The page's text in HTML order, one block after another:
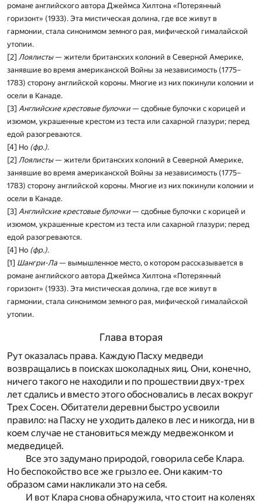
романе анг­лийского автора Джеймса Хилтона «Потерянный
горизонт» (1933). Эта мисти­ческая долина, где все живут в
гармонии, стала синонимом земного рая, мифической гималайской
утопии.
[2] Лоялисты— жители британских колоний в Северной Америке,
занявшие во время американской Войны за независимость (1775–
1783) сторону анг­лийской короны. Многие из них покинули колонии и
осели в Канаде.
[3] Английские крестовые булочки— сдобные булочки с корицей и
изюмом, украшенные крестом из теста или сахарной глазури; перед
едой разогреваются.­
[4] Но (фр.).
[2] Лоялисты— жители британских колоний в Северной Америке,
занявшие во время американской Войны за независимость (1775–
1783) сторону анг­лийской короны. Многие из них покинули колонии и
осели в Канаде.
[3] Английские крестовые булочки— сдобные булочки с корицей и
изюмом, украшенные крестом из теста или сахарной глазури; перед
едой разогреваются.­
[4] Но (фр.).
[1] Шангри-Ла — вымышленное место, о котором рассказывается в
романе анг­лийского автора Джеймса Хилтона «Потерянный
горизонт» (1933). Эта мисти­ческая долина, где все живут в
гармонии, стала синонимом земного рая, мифической гималайской
утопии.
Глава вторая
Рут оказалась права. Каждую Пасху медведи
возвращались в по­исках шоколадных яиц. Они, конечно,
ничего такого не находи­ли и по прошествии двух-трех
лет сдались и вместо этого обосно­вались в лесах вокруг
Трех Сосен. Обитатели деревни быстро усвоили
правило: на Пасху не уходить далеко в лес и никогда, ни в
коем случае не становиться между медвежонком и
медведицей.­
Все это задумано природой, говорила себе Клара.
Но беспокойство все же грызло ее. Они каким-то
образом сами накликали это на себя.
И вот Клара снова обнаружила, что стоит на коленях